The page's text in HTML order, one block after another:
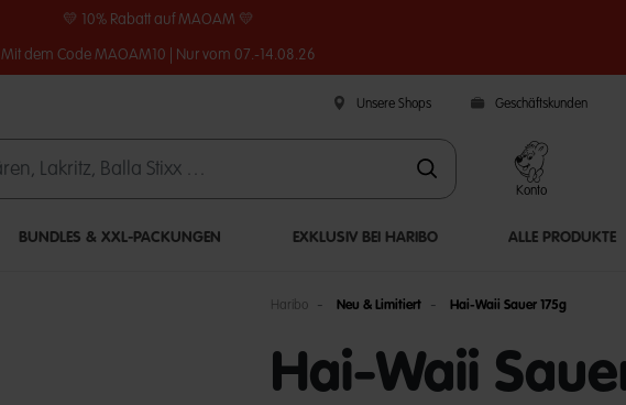
💛 10% Rabatt auf MAOAM 💛
Mit dem Code MAOAM10 | Nur vom 07.-14.08.26
Unsere Shops Geschäftskunden
Konto
BUNDLES & XXL-PACKUNGEN EXKLUSIV BEI HARIBO ALLE PRODUKTE
Haribo Neu & Limitiert Hai-Waii Sauer 175g
Hai-Waii